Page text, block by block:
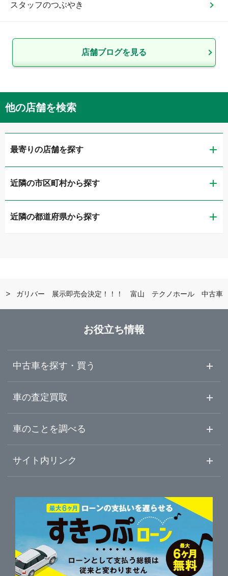
スタッフのつぶやき
店舗ブログを見る
他の店舗を検索
最寄りの店舗を探す
ガリバー富山店
ガリバー車検 富山店
ガリバー富山掛尾店
LIBERALA リベラーラ富山
ガリバー高岡店
ガリバー黒部店
近隣の市区町村から探す
富山市
近隣の都道府県から探す
山梨県
長野県
岐阜県
静岡県
三重県
ガリバー 展示即売会決定！！！ 富山 テクノホール 中古車
お役立ち情報
中古車を探す・買う
中古車情報・中古車検索
初めての中古車購入ガイド
中古車人気ランキング
自動車ローンを調べる
ガリバーの自動車ローン
車の査定買取
車査定・車買取ならガリバー
ガリバーの査定が選ばれる理由
車を売る時よくある質問
便利な査定サービス
中古車買取相場（毎月更新）
車のことを調べる
車初心者まとめ
新車・中古車カタログ
車の燃費を調べる
車種別クチコミ
サイト内リンク
サイトマップ
サイトの使用条件
利用規約